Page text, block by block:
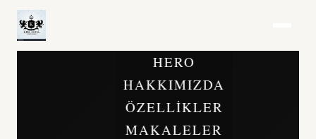
HERO
HAKKIMIZDA
ÖZELLIKLER
MAKALELER